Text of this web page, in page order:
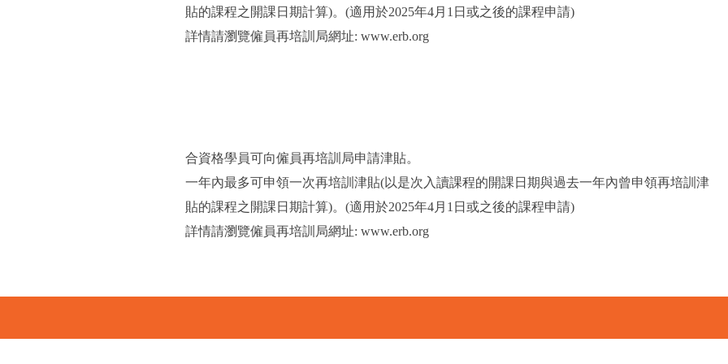
貼的課程之開課日期計算)。(適用於2025年4月1日或之後的課程申請)
詳情請瀏覽僱員再培訓局網址: www.erb.org
合資格學員可向僱員再培訓局申請津貼。
一年內最多可申領一次再培訓津貼(以是次入讀課程的開課日期與過去一年內曾申領再培訓津
貼的課程之開課日期計算)。(適用於2025年4月1日或之後的課程申請)
詳情請瀏覽僱員再培訓局網址: www.erb.org